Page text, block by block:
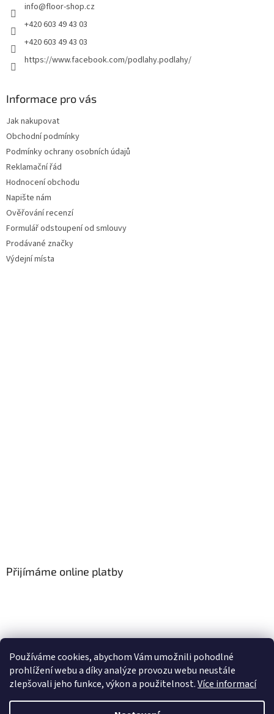
Používáme cookies, abychom Vám umožnili pohodlné
prohlížení webu a díky analýze provozu webu neustále
zlepšovali jeho funkce, výkon a použitelnost.Více informací
info@floor-shop.cz
+420 603 49 43 03
+420 603 49 43 03
https://www.facebook.com/podlahy.podlahy/
Informace pro vás
Jak nakupovat
Obchodní podmínky
Podmínky ochrany osobních údajů
Reklamační řád
Hodnocení obchodu
Napište nám
Ověřování recenzí
Formulář odstoupení od smlouvy
Prodávané značky
Výdejní místa
Přijímáme online platby
Vytvořil Shoptet